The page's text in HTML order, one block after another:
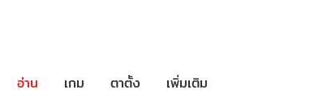
อ่าน เกม ตาตั้ง เพิ่มเติม